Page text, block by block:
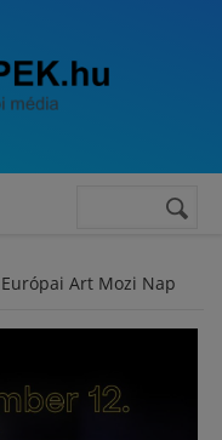
Keresés
Art Mozi Nap